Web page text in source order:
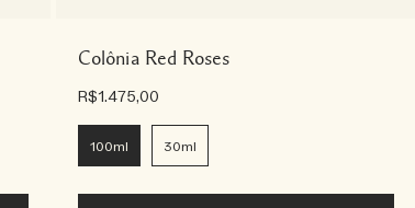
Colônia Red Roses
R$1.475,00
100ml 30ml